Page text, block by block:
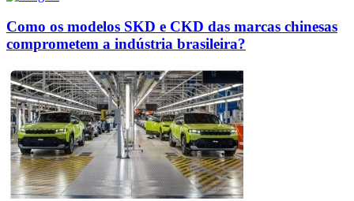
Como os modelos SKD e CKD das marcas chinesas
comprometem a indústria brasileira?